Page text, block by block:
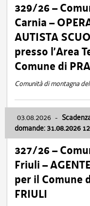
329/26 –
Carnia –
AUTISTA
presso l’Area
Comune di
Comunità di montagna
03.08.2026 -
domande: 31.08.2026
327/26 –
Friuli –
per il Comune
FRIULI